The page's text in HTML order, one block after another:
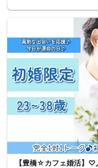
【豊橋☆カフェ婚活】